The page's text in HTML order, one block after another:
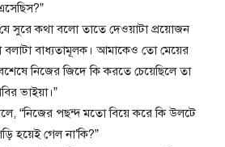
সুরে কথা বলো তাতে দেওয়াটা প্রয়োজন
বাধ্যতামূলক। আমাকেও তো মেয়ের
নিজের জিদে কি করতে চেয়েছিলে তা
ভাইয়া।”
“নিজের পছন্দ মতো বিয়ে করে কি উলটে
হয়েই গেল না’কি?”